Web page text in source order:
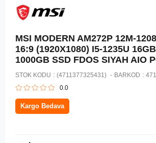
MSI MODERN AM272P 12M-
16:9 (1920X1080) I5-1235U
1000GB SSD FDOS SIYAH AIO
STOK KODU (4711377325431) BARKOD :
0.0
Kargo Bedava